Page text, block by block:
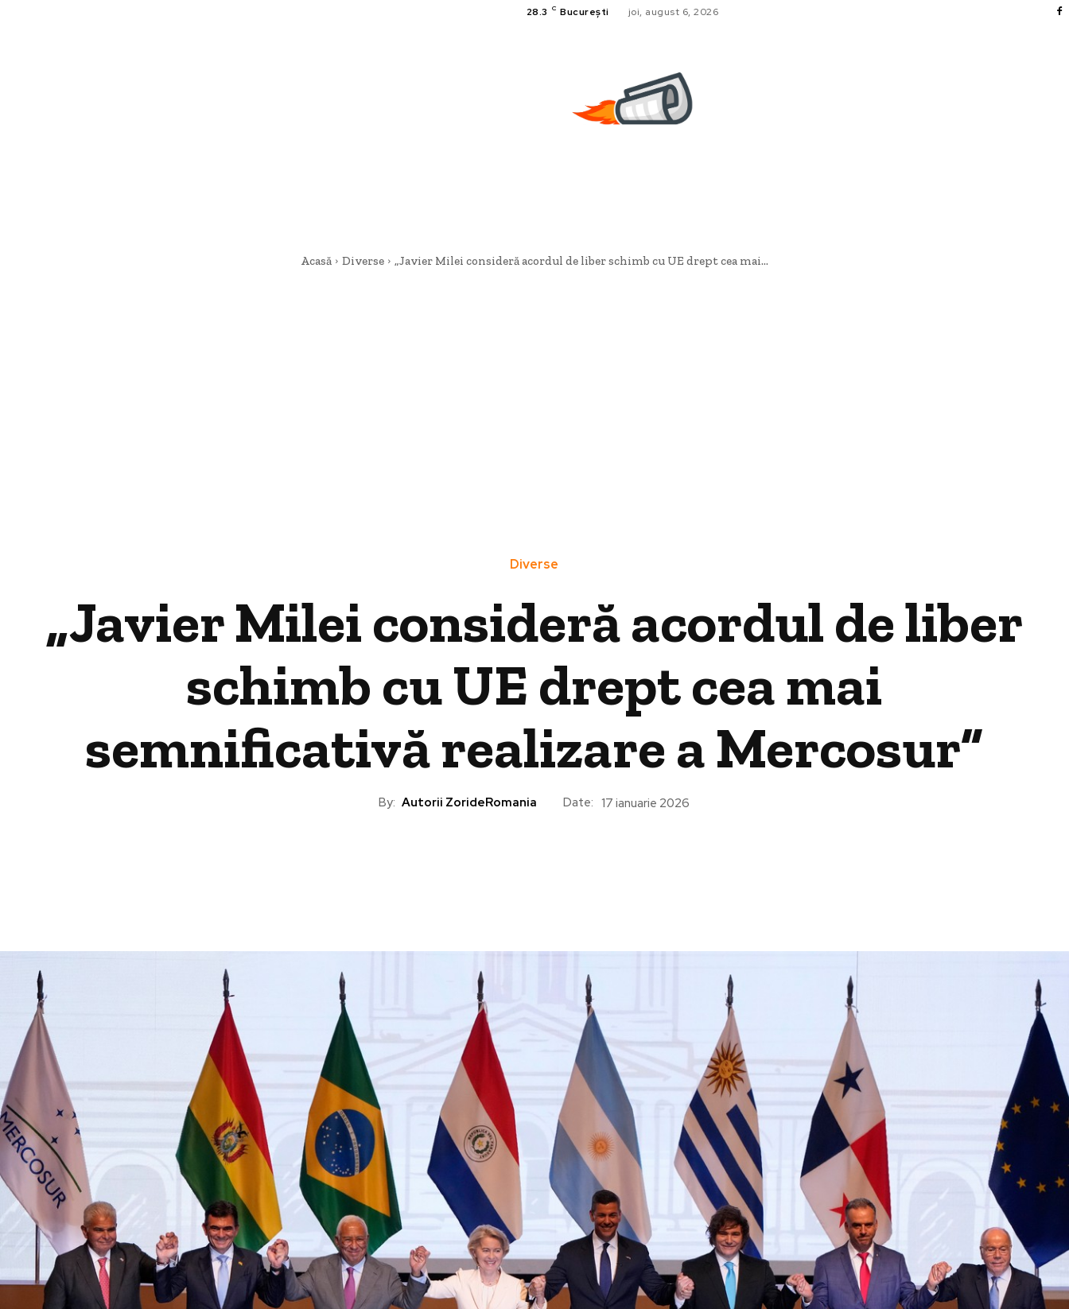
28.3 C București joi, august 6, 2026
Acasă Diverse „Javier Milei consideră acordul de liber schimb cu UE drept cea mai...
Diverse
„Javier Milei consideră acordul de liber
schimb cu UE drept cea mai
semnificativă realizare a Mercosur”
By: Autorii ZorideRomania Date: 17 ianuarie 2026